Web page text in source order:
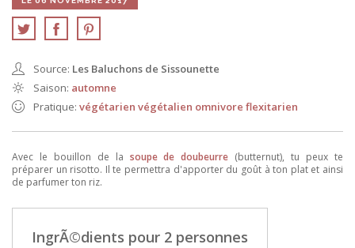
Source: Les Baluchons de Sissounette
Saison: automne
Pratique: végétarien végétalien omnivore flexitarien
Avec le bouillon de la soupe de doubeurre (butternut), tu peux te
préparer un risotto. Il te permettra d'apporter du goût à ton plat et ainsi
de parfumer ton riz.
IngrÃ©dients pour 2 personnes